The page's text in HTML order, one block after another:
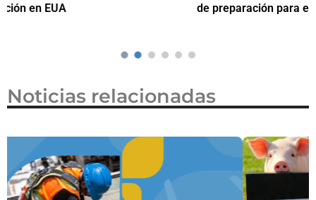
de preparación para el examen de naturalización en EUA
Noticias relacionadas